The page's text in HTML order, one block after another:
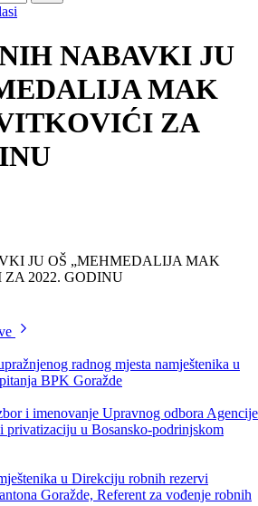
NABAVKI JU
MAK
ZA
2022. GODINU
radnog mjesta namještenika u
BPK Goražde
i imenovanje Upravnog odbora Agencije
u Bosansko-podrinjskom